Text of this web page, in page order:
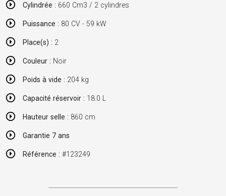
Cylindrée : 660 Cm3 / 2 cylindres
Puissance : 80 CV - 59 kW
Place(s) : 2
Couleur : Noir
Poids à vide : 204 kg
Capacité réservoir : 18.0 L
Hauteur selle : 860 cm
Garantie 7 ans
Référence : #123249